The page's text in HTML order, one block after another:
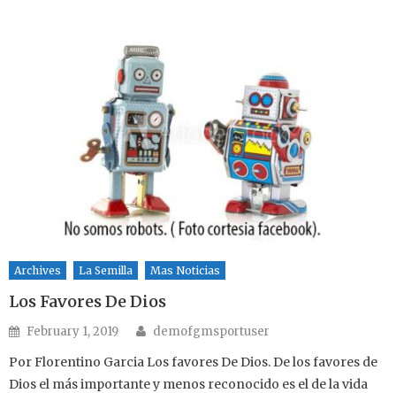
Archives La Semilla Mas Noticias
Los Favores De Dios
Posted on
February 1, 2019 Author
demofgmsportuser
Por Florentino Garcia Los favores De Dios. De los favores de
Dios el más importante y menos reconocido es el de la vida